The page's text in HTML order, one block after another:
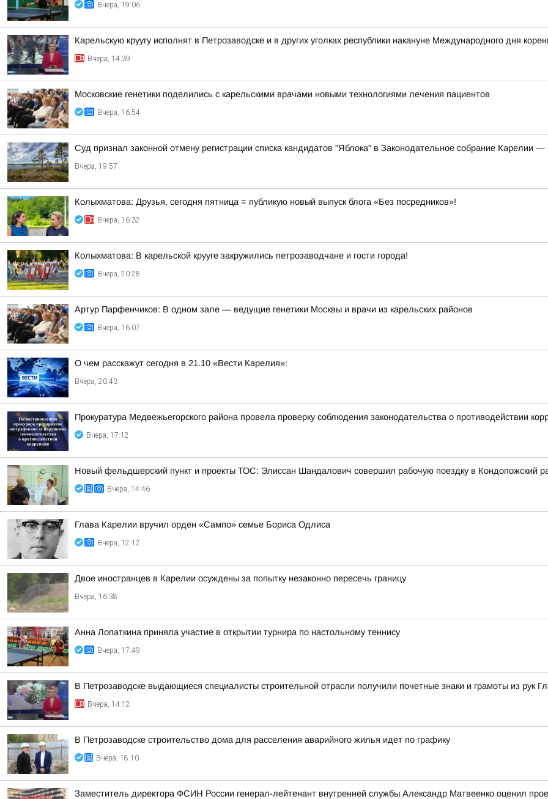
Вчера, 19:06
Карельскую круугу исполнят в Петрозаводске и в других уголках республики накануне Международного дня
Вчера, 14:39
Московские генетики поделились с карельскими врачами новыми технологиями лечения пациентов
Вчера, 16:54
Суд признал законной отмену регистрации списка кандидатов "Яблока" в Законодательное собрание Карелии
Вчера, 19:57
Колыхматова: Друзья, сегодня пятница = публикую новый выпуск блога «Без посредников»!
Вчера, 16:32
Колыхматова: В карельской крууге закружились петрозаводчане и гости города!
Вчера, 20:28
Артур Парфенчиков: В одном зале — ведущие генетики Москвы и врачи из карельских районов
Вчера, 16:07
О чем расскажут сегодня в 21.10 «Вести Карелия»:
Вчера, 20:43
Прокуратура Медвежьегорского района провела проверку соблюдения законодательства о противодействии
Вчера, 17:12
Новый фельдшерский пункт и проекты ТОС: Элиссан Шандалович совершил рабочую поездку в Кондопожский
Вчера, 14:46
Глава Карелии вручил орден «Сампо» семье Бориса Одлиса
Вчера, 12:12
Двое иностранцев в Карелии осуждены за попытку незаконно пересечь границу
Вчера, 16:38
Анна Лопаткина приняла участие в открытии турнира по настольному теннису
Вчера, 17:49
В Петрозаводске выдающиеся специалисты строительной отрасли получили почетные знаки и грамоты из рук
Вчера, 14:12
В Петрозаводске строительство дома для расселения аварийного жилья идет по графику
Вчера, 18:10
Заместитель директора ФСИН России генерал-лейтенант внутренней службы Александр Матвеенко оценил